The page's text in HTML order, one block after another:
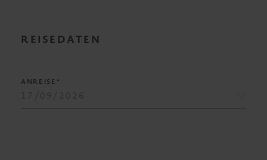
REISEDATEN
ANREISE*